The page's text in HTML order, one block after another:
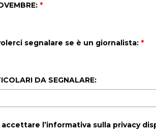
*
segnalare se è un giornalista: *
DA SEGNALARE:
accettare l’informativa sulla privacy